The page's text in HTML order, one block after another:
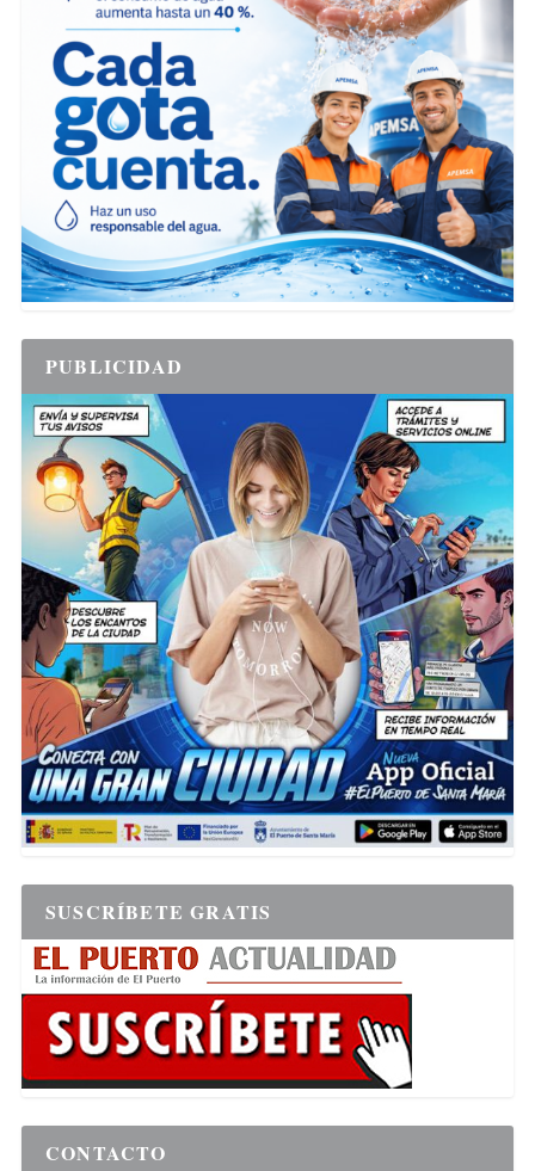
PUBLICIDAD
SUSCRÍBETE GRATIS
CONTACTO